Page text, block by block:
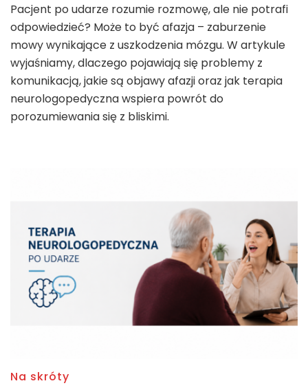
Pacjent po udarze rozumie rozmowę, ale nie potrafi
odpowiedzieć? Może to być afazja – zaburzenie
mowy wynikające z uszkodzenia mózgu. W artykule
wyjaśniamy, dlaczego pojawiają się problemy z
komunikacją, jakie są objawy afazji oraz jak terapia
neurologopedyczna wspiera powrót do
porozumiewania się z bliskimi.
Na skróty